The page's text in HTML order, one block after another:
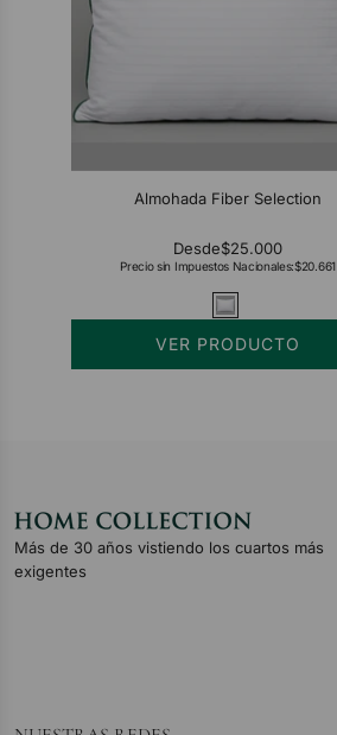
Almohada Fiber Selection
Desde$25.000
Precio sin Impuestos Nacionales:$20.661
VER PRODUCTO
Más de 30 años vistiendo los cuartos más
exigentes